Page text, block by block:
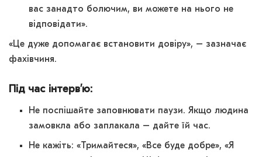
вас занадто болючим, ви можете на нього не
відповідати».
«Це дуже допомагає встановити довіру», – зазначає
фахівчиня.
Під час інтервʼю:
Не поспішайте заповнювати паузи. Якщо людина
замовкла або заплакала – дайте їй час.
Не кажіть: «Тримайтеся», «Все буде добре», «Я